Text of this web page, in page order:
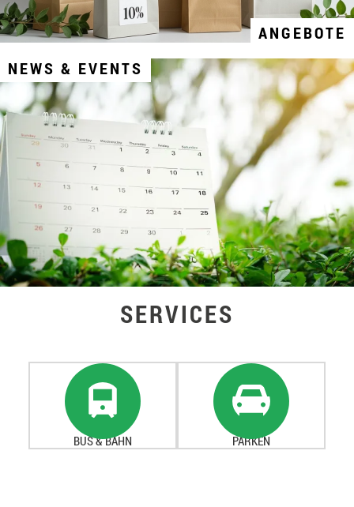
ANGEBOTE
NEWS & EVENTS
SERVICES
BUS & BAHN PARKEN